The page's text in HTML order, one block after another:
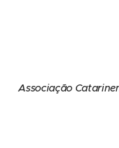
Associação